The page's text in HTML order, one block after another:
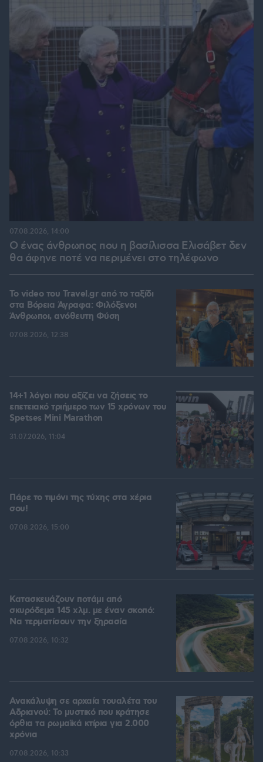
Ο ένας άνθρωπος που η βασίλισσα Ελισάβετ δεν
θα άφηνε ποτέ να περιμένει στο τηλέφωνο
07.08.2026, 14:00
To video του Travel.gr από το ταξίδι
στα Βόρεια Άγραφα: Φιλόξενοι
Άνθρωποι, ανόθευτη Φύση
07.08.2026, 12:38
14+1 λόγοι που αξίζει να ζήσεις το
επετειακό τριήμερο των 15 χρόνων του
Spetses Mini Marathon
31.07.2026, 11:04
Πάρε το τιμόνι της τύχης στα χέρια
σου!
07.08.2026, 15:00
Κατασκευάζουν ποτάμι από
σκυρόδεμα 145 χλμ. με έναν σκοπό:
Να τερματίσουν την ξηρασία
07.08.2026, 10:32
Ανακάλυψη σε αρχαία τουαλέτα του
Αδριανού: Το μυστικό που κράτησε
όρθια τα ρωμαϊκά κτίρια για 2.000
χρόνια
07.08.2026, 10:33